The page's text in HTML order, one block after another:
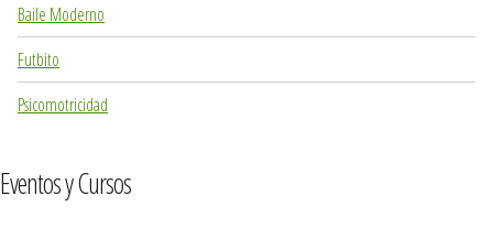
Baile Moderno
Futbito
Psicomotricidad
Eventos y Cursos